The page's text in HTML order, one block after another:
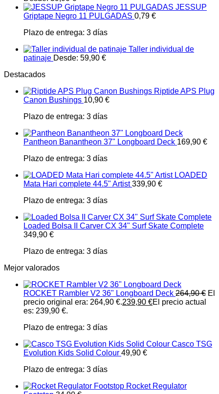
JESSUP
Griptape Negro 11 PULGADAS 0,79 €
Plazo de entrega: 3 días
Taller individual de
patinaje Desde: 59,90 €
Destacados
Riptide APS Plug
Canon Bushings 10,90 €
Plazo de entrega: 3 días
Pantheon Banantheon 37" Longboard Deck 169,90 €
Plazo de entrega: 3 días
LOADED
Mata Hari complete 44.5" Artist 339,90 €
Plazo de entrega: 3 días
Loaded Bolsa II Carver CX 34" Surf Skate Complete
349,90 €
Plazo de entrega: 3 días
Mejor valorados
ROCKET Rambler V2 36" Longboard Deck 264,90€ El
precio original era: 264,90 €.239,90 €El precio actual
es: 239,90 €.
Plazo de entrega: 3 días
Casco TSG
Evolution Kids Solid Colour 49,90 €
Plazo de entrega: 3 días
Rocket Regulator